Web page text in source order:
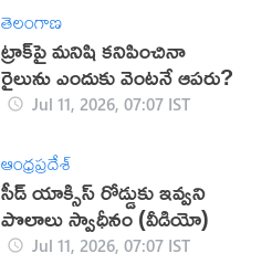
తెలంగాణ
ట్రాక్‌పై మనిషి కనిపించినా
రైలును ఎందుకు వెంటనే ఆపరు?
Jul 11, 2026, 07:07 IST
ఆంధ్రప్రదేశ్
సీడ్ యాక్సిస్ రోడ్డుకు ఇవ్వని
పొలాలు స్వాధీనం (వీడియో)
Jul 11, 2026, 07:07 IST